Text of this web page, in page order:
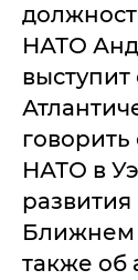
НАТО
НАТО в
Ближнем
также об